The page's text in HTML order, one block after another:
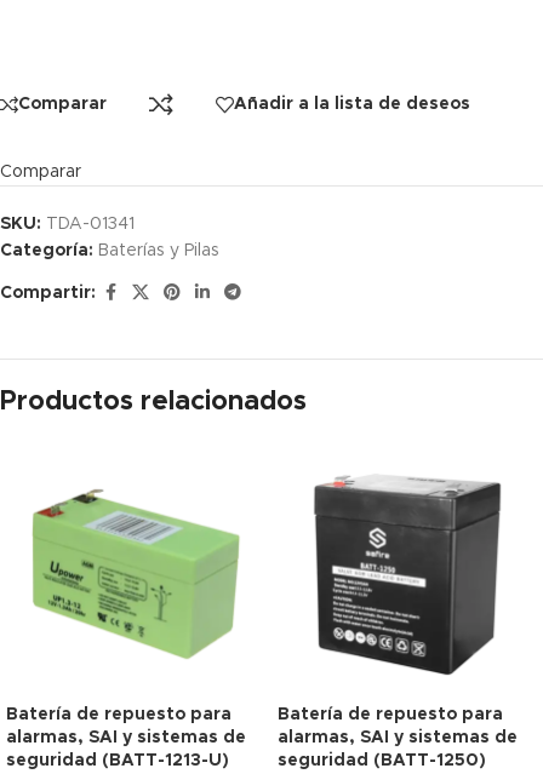
Comparar Añadir a la lista de deseos
Comparar
SKU:
TDA-01341
Categoría: Baterías y Pilas
Compartir:
Productos relacionados
Batería de repuesto para
alarmas, SAI y sistemas de
seguridad (BATT-1213-U)
Batería de repuesto para
alarmas, SAI y sistemas de
seguridad (BATT-1250)